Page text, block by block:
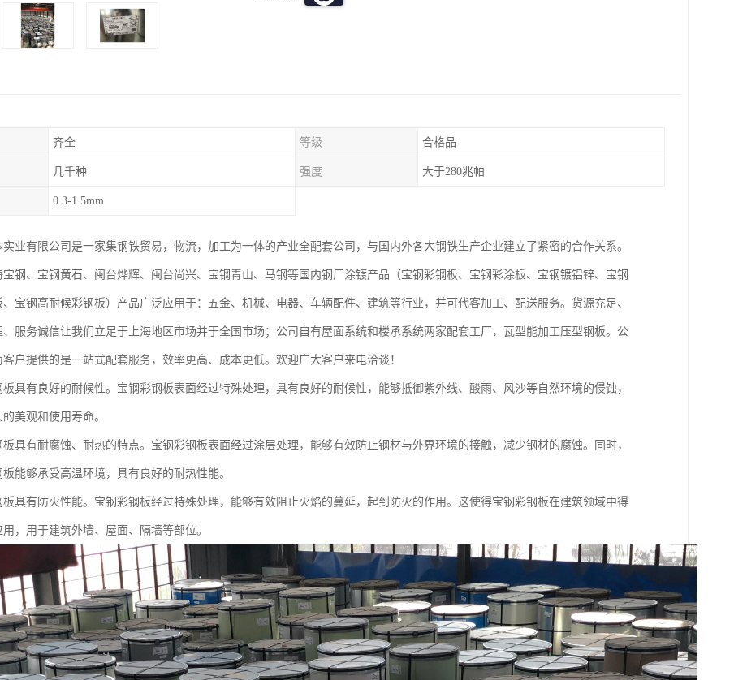
齐全 等级 合格品
几千种 强度 大于280兆帕
0.3-1.5mm
实业有限公司是一家集钢铁贸易，物流，加工为一体的产业全配套公司，与国内外各大钢铁生产企业建立了紧密的合作关系。
宝钢、宝钢黄石、闽台烨辉、闽台尚兴、宝钢青山、马钢等国内钢厂涂镀产品（宝钢彩钢板、宝钢彩涂板、宝钢镀铝锌、宝钢
、宝钢高耐候彩钢板）产品广泛应用于：五金、机械、电器、车辆配件、建筑等行业，并可代客加工、配送服务。货源充足、
、服务诚信让我们立足于上海地区市场并于全国市场；公司自有屋面系统和楼承系统两家配套工厂，瓦型能加工压型钢板。公
客户提供的是一站式配套服务，效率更高、成本更低。欢迎广大客户来电洽谈！
板具有良好的耐候性。宝钢彩钢板表面经过特殊处理，具有良好的耐候性，能够抵御紫外线、酸雨、风沙等自然环境的侵蚀，
美观和使用寿命。
板具有耐腐蚀、耐热的特点。宝钢彩钢板表面经过涂层处理，能够有效防止钢材与外界环境的接触，减少钢材的腐蚀。同时，
板能够承受高温环境，具有良好的耐热性能。
板具有防火性能。宝钢彩钢板经过特殊处理，能够有效阻止火焰的蔓延，起到防火的作用。这使得宝钢彩钢板在建筑领域中得
用，用于建筑外墙、屋面、隔墙等部位。